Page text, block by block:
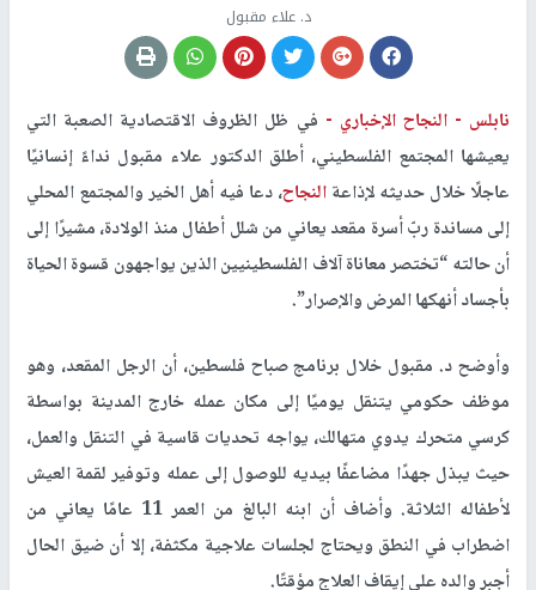
د. علاء مقبول
نابلس -النجاح الإخباري - في ظل الظروف الاقتصادية الصعبة التي
يعيشها المجتمع الفلسطيني، أطلق الدكتور علاء مقبول نداءً إنسانيًا
عاجلًا خلال حديثه لإذاعةالنجاح، دعا فيه أهل الخير والمجتمع المحلي
إلى مساندة ربّ أسرة مقعد يعاني من شلل أطفال منذ الولادة، مشيرًا إلى
أن حالته “تختصر معاناة آلاف الفلسطينيين الذين يواجهون قسوة الحياة
بأجساد أنهكها المرض والإصرار”.
وأوضح د. مقبول خلال برنامج صباح فلسطين، أن الرجل المقعد، وهو
موظف حكومي يتنقل يوميًا إلى مكان عمله خارج المدينة بواسطة
كرسي متحرك يدوي متهالك، يواجه تحديات قاسية في التنقل والعمل،
حيث يبذل جهدًا مضاعفًا بيديه للوصول إلى عمله وتوفير لقمة العيش
لأطفاله الثلاثة. وأضاف أن ابنه البالغ من العمر 11 عامًا يعاني من
اضطراب في النطق ويحتاج لجلسات علاجية مكثفة، إلا أن ضيق الحال
أجبر والده على إيقاف العلاج مؤقتًا.